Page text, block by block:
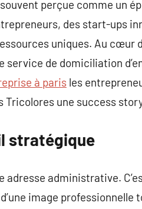
perçue comme un
des start-ups
uniques. Au cœur
de domiciliation
à paris les
Tricolores une success
stratégique
adresse administrative.
image professionnelle